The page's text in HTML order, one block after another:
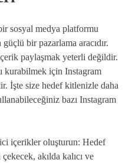
sosyal medya platformu
bir pazarlama aracıdır.
paylaşmak yeterli değildir.
kurabilmek için Instagram
İşte size hedef kitlenizle daha
bazı Instagram
içerikler oluşturun: Hedef
akılda kalıcı ve